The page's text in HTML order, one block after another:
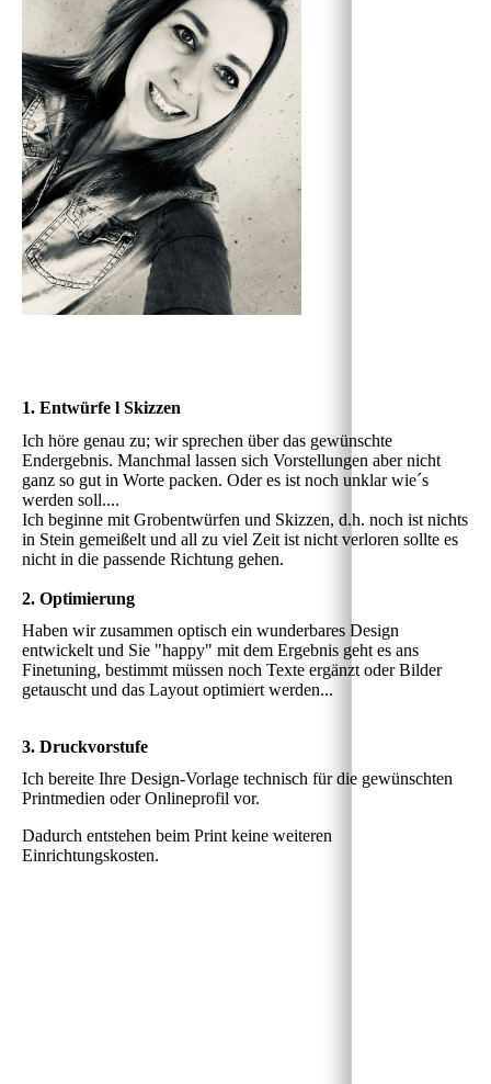
1. Entwürfe l Skizzen
Ich höre genau zu; wir sprechen über das gewünschte
Endergebnis. Manchmal lassen sich Vorstellungen aber nicht
ganz so gut in Worte packen. Oder es ist noch unklar wie´s
werden soll....
Ich beginne mit Grobentwürfen und Skizzen, d.h. noch ist nichts
in Stein gemeißelt und all zu viel Zeit ist nicht verloren sollte es
nicht in die passende Richtung gehen.
2. Optimierung
Haben wir zusammen optisch ein wunderbares Design
entwickelt und Sie "happy" mit dem Ergebnis geht es ans
Finetuning, bestimmt müssen noch Texte ergänzt oder Bilder
getauscht und das Layout optimiert werden...
3. Druckvorstufe
Ich bereite Ihre Design-Vorlage technisch für die gewünschten
Printmedien oder Onlineprofil vor.
Dadurch entstehen beim Print keine weiteren
Einrichtungskosten.